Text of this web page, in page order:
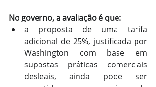
No governo, a avaliação é que:
a proposta de uma tarifa
adicional de 25%, justificada por
Washington com base em
supostas práticas comerciais
desleais, ainda pode ser